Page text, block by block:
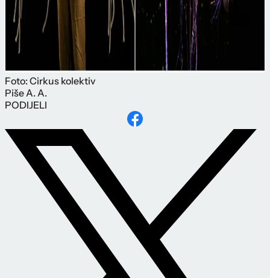
Foto: Cirkus kolektiv
PišeA. A.
PODIJELI